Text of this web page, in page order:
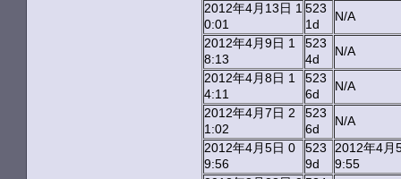
2012年4月13日 1
0:01
523
1d
N/A
2012年4月9日 1
8:13
523
4d
N/A
2012年4月8日 1
4:11
523
6d
N/A
2012年4月7日 2
1:02
523
6d
N/A
2012年4月5日 0
9:56
523
9d
2012年4月
9:55